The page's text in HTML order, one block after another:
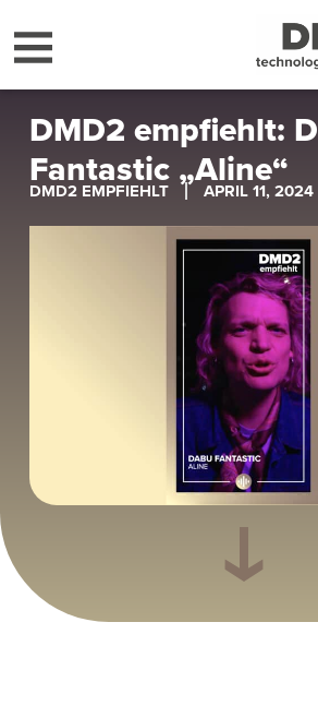
DMD2 empfiehlt:
Fantastic „Aline“
DMD2 EMPFIEHLT APRIL 11, 2024